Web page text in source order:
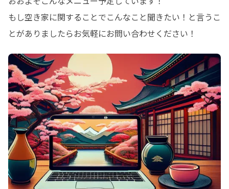
もし空き家に関することでこんなこと聞きたい！と言うこ
とがありましたらお気軽にお問い合わせください！